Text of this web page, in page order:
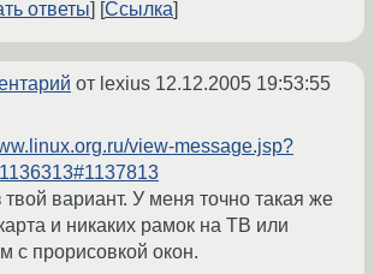
ответы Ссылка
от lexius 12.12.2005 19:53:55
view-message.jsp?
твой вариант. У меня точно такая же
и никаких рамок на ТВ или
с прорисовкой окон.